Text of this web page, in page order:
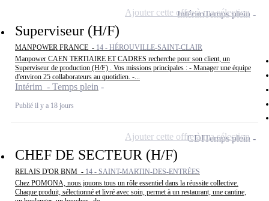
Superviseur (H/F)
MANPOWER FRANCE - 14 - HÉROUVILLE-SAINT-CLAIR
Manpower CAEN TERTIAIRE ET CADRES recherche pour son client, un
Superviseur de production (H/F) . Vos missions principales : - Manager une équipe
d'environ 25 collaborateurs au quotidien. -...
Intérim - Temps plein
Publié il y a 18 jours
IntérimTemps plein
Ajouter cette offre à ma sélection
CHEF DE SECTEUR (H/F)
RELAIS D'OR BNM - 14 - SAINT-MARTIN-DES-ENTRÉES
Chez POMONA, nous jouons tous un rôle essentiel dans la réussite collective.
Chaque produit, sélectionné et livré avec soin, permet à un restaurant, une cantine,
CDITemps plein
Ajouter cette offre à ma sélection